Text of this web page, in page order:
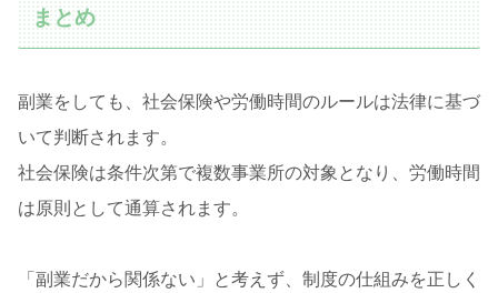
まとめ
副業をしても、社会保険や労働時間のルールは法律に基づ
いて判断されます。
社会保険は条件次第で複数事業所の対象となり、労働時間
は原則として通算されます。
「副業だから関係ない」と考えず、制度の仕組みを正しく